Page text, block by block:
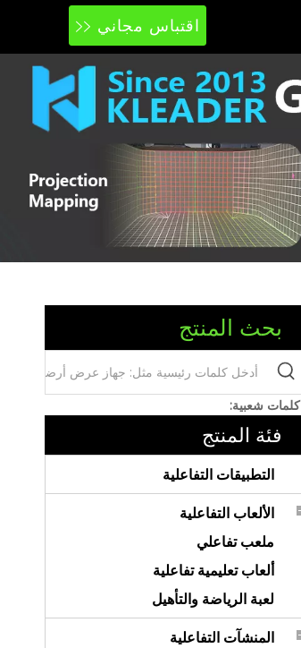
اقتباس مجاني
بحث المنتج
كلمات شعبية:
فئة المنتج
التطبيقات التفاعلية
الألعاب التفاعلية
ملعب تفاعلي
ألعاب تعليمية تفاعلية
لعبة الرياضة والتأهيل
المنشآت التفاعلية